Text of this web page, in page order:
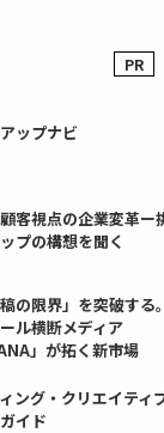
ップナビ
顧客視点の企業変革ー
プの構想を聞く
の限界」を突破する。
ル横断メディア
」が拓く新市場
ング・クリエイティ
イド